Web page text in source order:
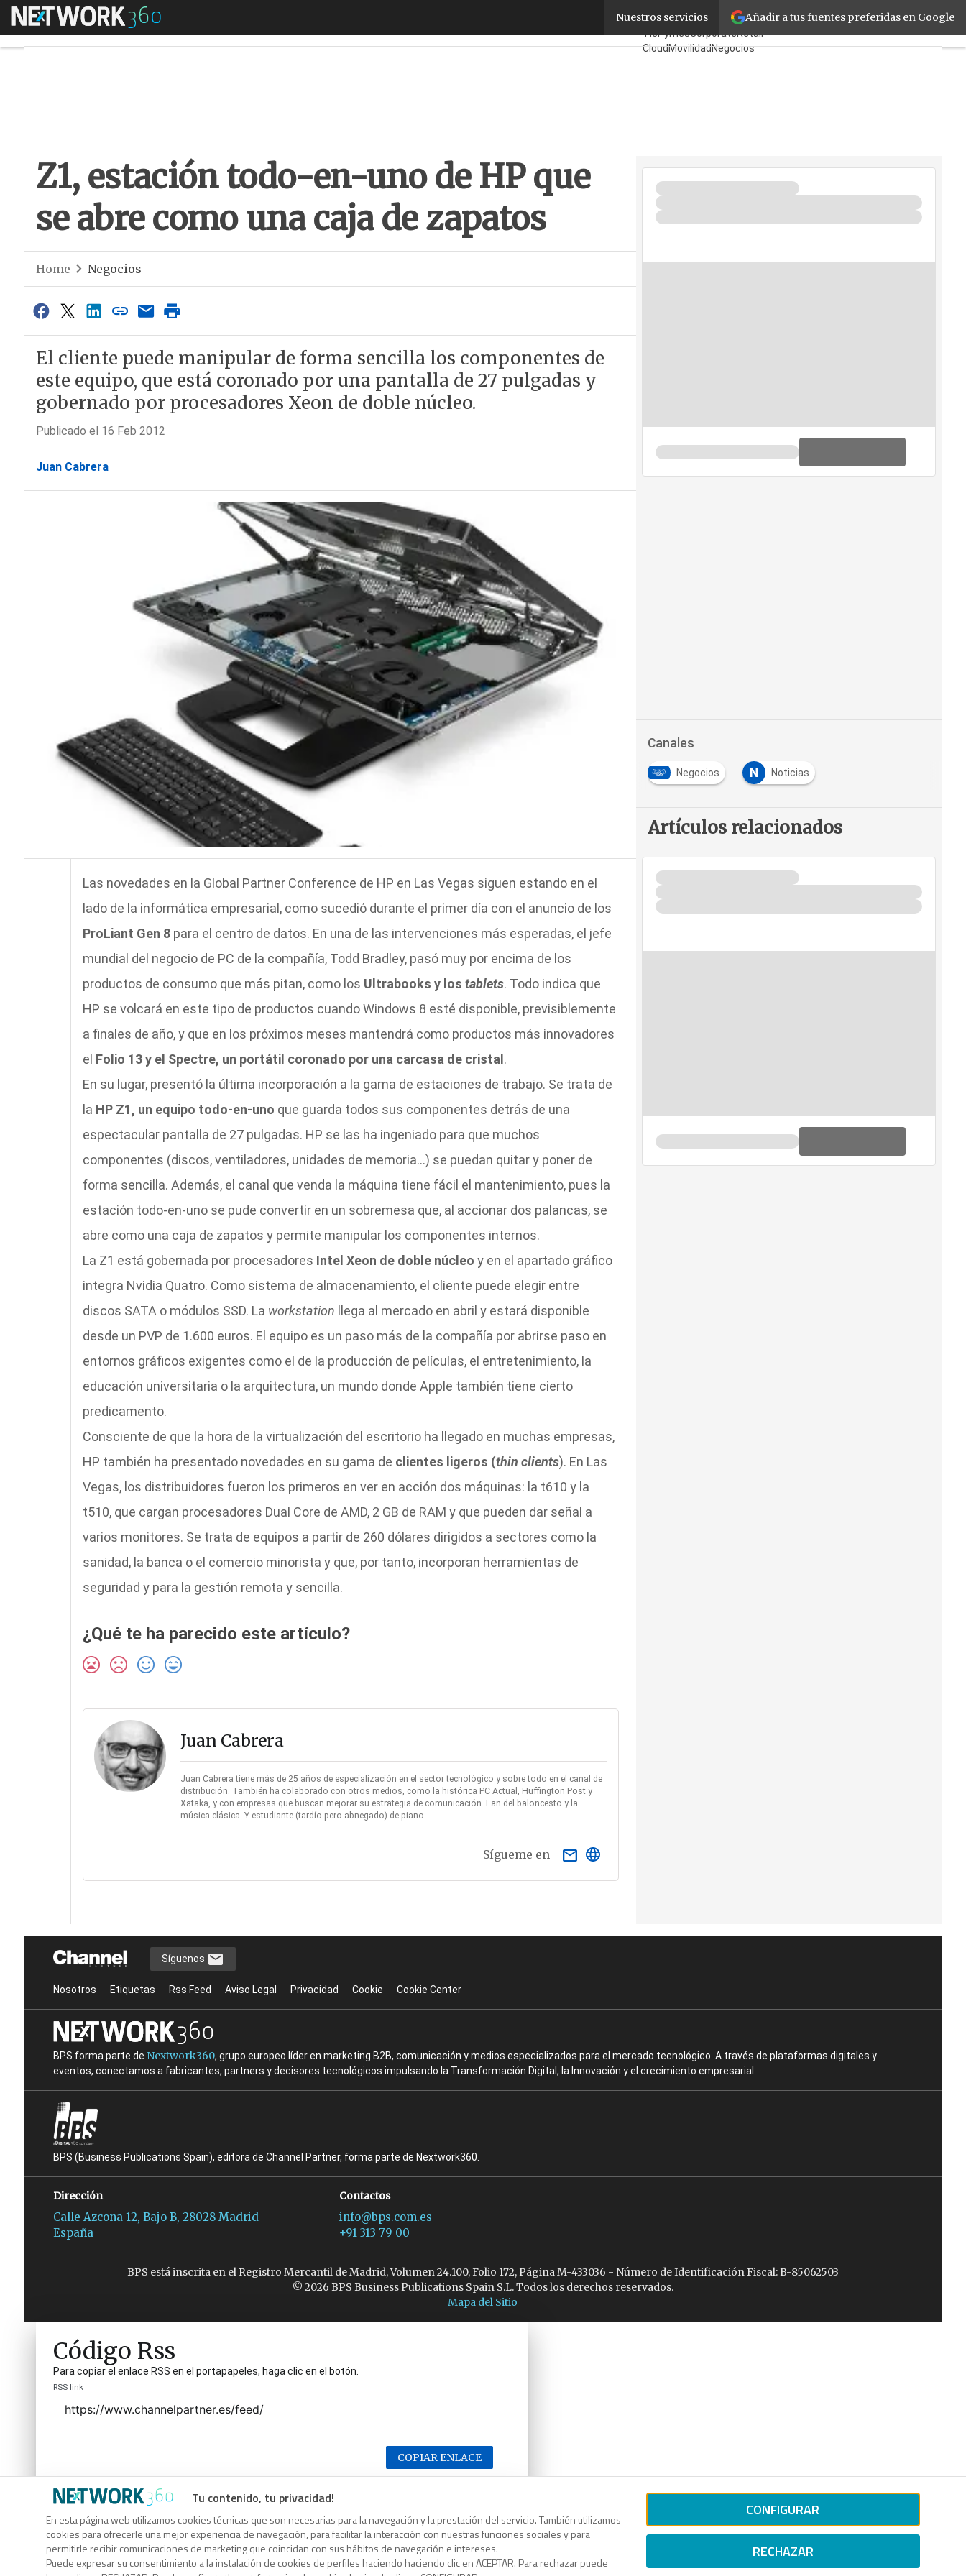
Añadir a tus fuentes preferidas en Google
Nuestros servicios
Menú Z1, estación todo-en-uno de HP que se abre como una caja de zapatosFabricantesMayoristas
TicPymesCorporateRetail
CloudMovilidadNegocios
Z1, estación todo-en-uno de HP que
se abre como una caja de zapatos
Home Negocios
El cliente puede manipular de forma sencilla los componentes de
este equipo, que está coronado por una pantalla de 27 pulgadas y
gobernado por procesadores Xeon de doble núcleo.
Publicado el 16 Feb 2012
Juan Cabrera
Las novedades en la Global Partner Conference de HP en Las Vegas siguen estando en el
lado de la informática empresarial, como sucedió durante el primer día con el anuncio de los
ProLiant Gen 8para el centro de datos. En una de las intervenciones más esperadas, el jefe
mundial del negocio de PC de la compañía, Todd Bradley, pasó muy por encima de los
productos de consumo que más pitan, como los Ultrabooks y los tablets. Todo indica que
HP se volcará en este tipo de productos cuando Windows 8 esté disponible, previsiblemente
a finales de año, y que en los próximos meses mantendrá como productos más innovadores
el Folio 13 y el Spectre, un portátil coronado por una carcasa de cristal.
En su lugar, presentó la última incorporación a la gama de estaciones de trabajo. Se trata de
la HP Z1, un equipo todo-en-uno que guarda todos sus componentes detrás de una
espectacular pantalla de 27 pulgadas. HP se las ha ingeniado para que muchos
componentes (discos, ventiladores, unidades de memoria…) se puedan quitar y poner de
forma sencilla. Además, el canal que venda la máquina tiene fácil el mantenimiento, pues la
estación todo-en-uno se pude convertir en un sobremesa que, al accionar dos palancas, se
abre como una caja de zapatos y permite manipular los componentes internos.
La Z1 está gobernada por procesadores Intel Xeon de doble núcleo y en el apartado gráfico
integra Nvidia Quatro. Como sistema de almacenamiento, el cliente puede elegir entre
discos SATA o módulos SSD. La workstation llega al mercado en abril y estará disponible
desde un PVP de 1.600 euros. El equipo es un paso más de la compañía por abrirse paso en
entornos gráficos exigentes como el de la producción de películas, el entretenimiento, la
educación universitaria o la arquitectura, un mundo donde Apple también tiene cierto
predicamento.
Consciente de que la hora de la virtualización del escritorio ha llegado en muchas empresas,
HP también ha presentado novedades en su gama de clientes ligeros (thin clients). En Las
Vegas, los distribuidores fueron los primeros en ver en acción dos máquinas: la t610 y la
t510, que cargan procesadores Dual Core de AMD, 2 GB de RAM y que pueden dar señal a
varios monitores. Se trata de equipos a partir de 260 dólares dirigidos a sectores como la
sanidad, la banca o el comercio minorista y que, por tanto, incorporan herramientas de
seguridad y para la gestión remota y sencilla.
¿Qué te ha parecido este artículo?
Juan Cabrera
Juan Cabrera tiene más de 25 años de especialización en el sector tecnológico y sobre todo en el canal de
distribución. También ha colaborado con otros medios, como la histórica PC Actual, Huffington Post y
Xataka, y con empresas que buscan mejorar su estrategia de comunicación. Fan del baloncesto y la
música clásica. Y estudiante (tardío pero abnegado) de piano.
email
Sígueme en
Canales
Negocios N Noticias
Artículos relacionados
Tu contenido, tu privacidad!
En esta página web utilizamos cookies técnicas que son necesarias para la navegación y la prestación del servicio. También utilizamos
cookies para ofrecerle una mejor experiencia de navegación, para facilitar la interacción con nuestras funciones sociales y para
permitirle recibir comunicaciones de marketing que coincidan con sus hábitos de navegación e intereses.
Puede expresar su consentimiento a la instalación de cookies de perfiles haciendo haciendo clic en ACEPTAR. Para rechazar puede
CONFIGURAR
RECHAZAR
Síguenos
Nosotros Etiquetas Rss Feed Aviso Legal Privacidad Cookie Cookie Center
BPS forma parte de Nextwork360, grupo europeo líder en marketing B2B, comunicación y medios especializados para el mercado tecnológico. A través de plataformas digitales y
eventos, conectamos a fabricantes, partners y decisores tecnológicos impulsando la Transformación Digital, la Innovación y el crecimiento empresarial.
BPS (Business Publications Spain), editora de Channel Partner, forma parte de Nextwork360.
Dirección
Calle Azcona 12, Bajo B, 28028 Madrid
España
Contactos
info@bps.com.es
+91 313 79 00
BPS está inscrita en el Registro Mercantil de Madrid, Volumen 24.100, Folio 172, Página M-433036 - Número de Identificación Fiscal: B-85062503
© 2026 BPS Business Publications Spain S.L. Todos los derechos reservados.
Mapa del Sitio
Código Rss
Para copiar el enlace RSS en el portapapeles, haga clic en el botón.
RSS link
COPIAR ENLACE
Código Rss
Para copiar el enlace RSS en el portapapeles, haga clic en el botón.